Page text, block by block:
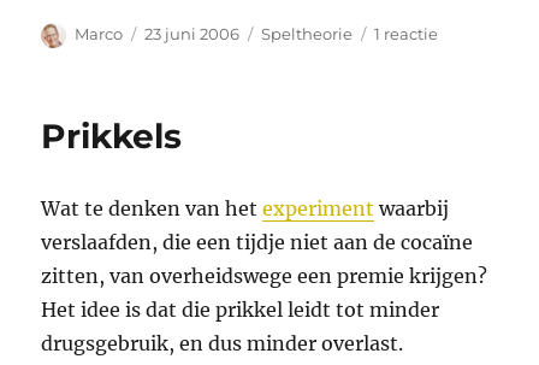
Auteur
Marco
Geplaatst
23 juni 2006 Categorieën
Speltheorie 1 reactieop
Prikkels
Wat te denken van hetexperiment waarbij
verslaafden, die een tijdje niet aan de cocaïne
zitten, van overheidswege een premie krijgen?
Het idee is dat die prikkel leidt tot minder
drugsgebruik, en dus minder overlast.